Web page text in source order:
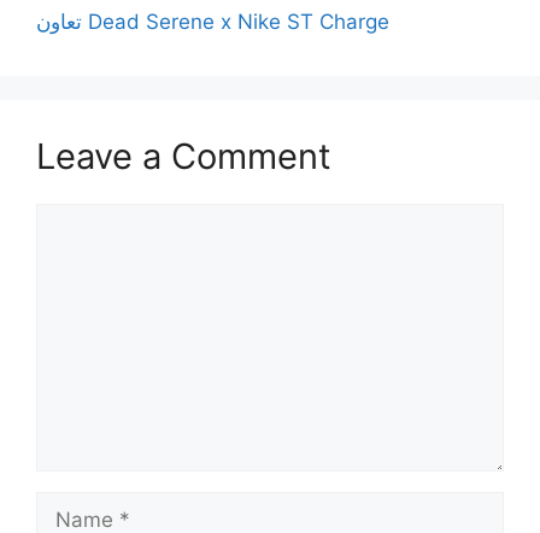
تعاون Dead Serene x Nike ST Charge
Leave a Comment
Name